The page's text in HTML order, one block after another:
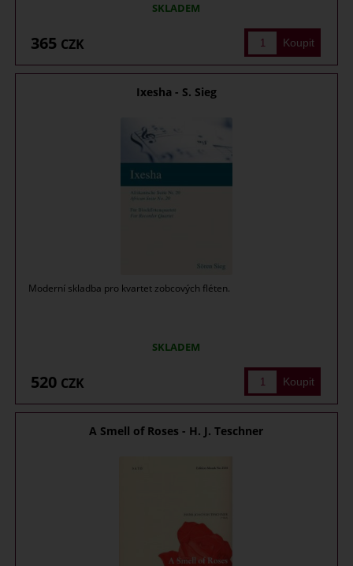
SKLADEM
365 CZK
Ixesha - S. Sieg
Moderní skladba pro kvartet zobcových fléten.
SKLADEM
520 CZK
A Smell of Roses - H. J. Teschner